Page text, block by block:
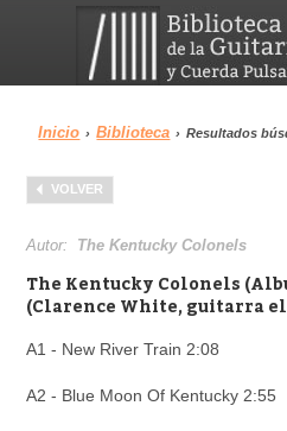
Menu
Biblioteca
Inicio › Biblioteca › Resultados
VOLVER
Autor: The Kentucky Colonels
The Kentucky Colonels
(Clarence White, guitarra
A1 - New River Train 2:08
A2 - Blue Moon Of Kentucky 2:55